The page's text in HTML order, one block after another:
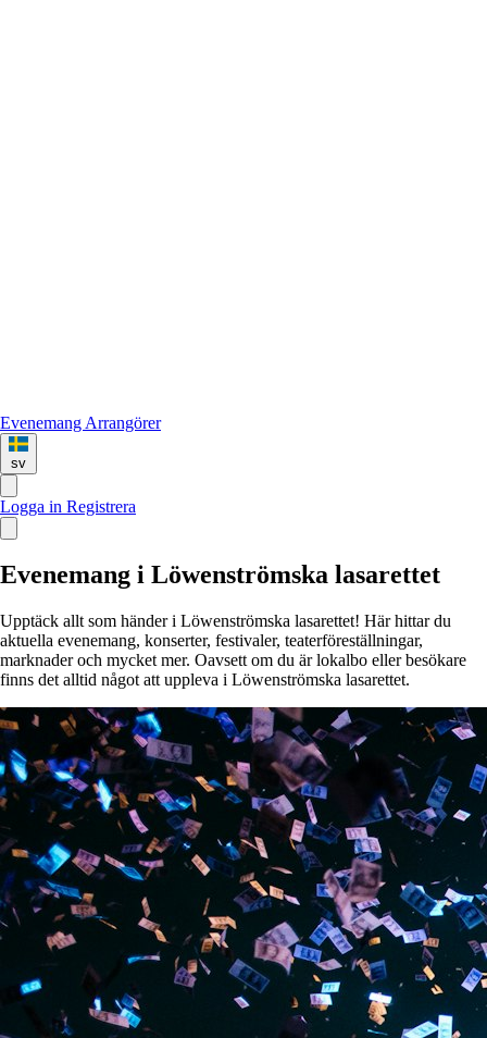
Evenemang Arrangörer
sv
Logga in Registrera
Evenemang i Löwenströmska lasarettet
Upptäck allt som händer i Löwenströmska lasarettet! Här hittar du
aktuella evenemang, konserter, festivaler, teaterföreställningar,
marknader och mycket mer. Oavsett om du är lokalbo eller besökare
finns det alltid något att uppleva i Löwenströmska lasarettet.